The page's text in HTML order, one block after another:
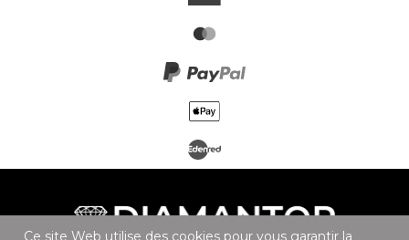
Ce site Web utilise des cookies pour vous garantir la